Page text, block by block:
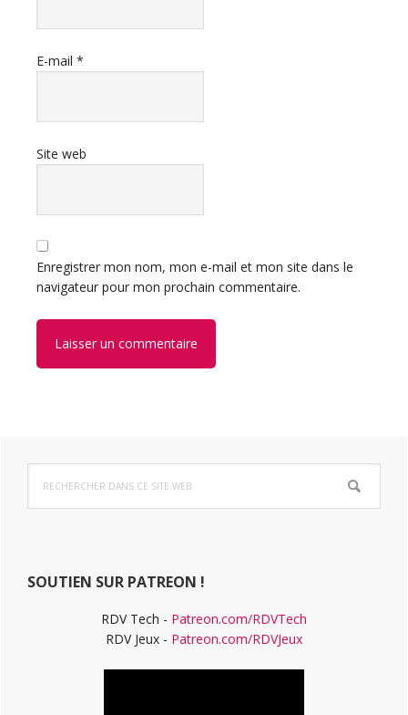
E-mail *
Site web
Enregistrer mon nom, mon e-mail et mon site dans le
navigateur pour mon prochain commentaire.
Barre
latérale
dans
ce
SOUTIEN SUR PATREON !
RDV Tech - Patreon.com/RDVTech
RDV Jeux - Patreon.com/RDVJeux